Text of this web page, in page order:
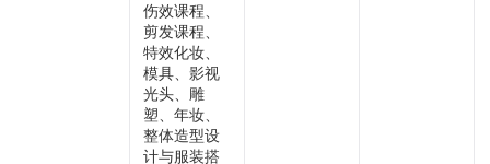
伤效课程、
剪发课程、
特效化妆、
模具、影视
光头、雕
塑、年妆、
整体造型设
计与服装搭